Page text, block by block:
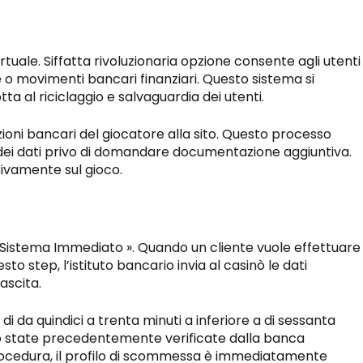
Siffatta rivoluzionaria opzione consente agli utenti
movimenti bancari finanziari. Questo sistema si
al riciclaggio e salvaguardia dei utenti.
bancari del giocatore alla sito. Questo processo
dati privo di domandare documentazione aggiuntiva.
sul gioco.
Immediato ». Quando un cliente vuole effettuare
step, l’istituto bancario invia al casinò le dati
da quindici a trenta minuti a inferiore a di sessanta
state precedentemente verificate dalla banca
il profilo di scommessa è immediatamente